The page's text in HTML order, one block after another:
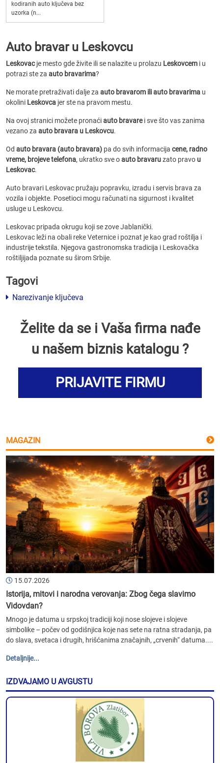
kodiranih auto ključeva bez
uzorka (n...
Auto bravar u Leskovcu
Leskovacje mesto gde živite ili se nalazite u prolazu Leskovcem i u
potrazi ste za auto bravarima?
Ne morate pretraživati dalje za auto bravarom ili auto bravarima u
okolini Leskovca jer ste na pravom mestu.
Na ovoj stranici možete pronaćiauto bravarei sve što vas zanima
vezano za auto bravara u Leskovcu.
Od auto bravara (auto bravara) pa do svih informacija cene, radno
vreme, brojeve telefona, ukratko sve oauto bravar­uzato pravo u
Leskovac.
Auto bravari Leskovac pružaju popravku, izradu i servis brava za
vozila i objekte. Posetioci mogu računati na sigurnost i kvalitet
usluge u Leskovcu.
Leskovac pripada okrugu koji se zove Jablanički.
Leskovac leži na obali reke Veternice i poznat je kao grad roštilja i
industrije tekstila. Njegova gastronomska tradicija i Leskovačka
roštiljijada poznate su širom Srbije.
Tagovi
Narezivanje ključeva
Želite da se i Vaša firma nađe
u našem biznis katalogu ?
PRIJAVITE FIRMU
MAGAZIN
15.07.2026
Istorija, mitovi i narodna verovanja: Zbog čega slavimo
Vidovdan?
Mnogo je datuma u srpskoj tradiciji koji nose slojeve i slojeve
simbolike – počev od godišnjica koje nas sete na ratna stradanja, pa
do slava, svetaca i drugih, hrišćanima značajnih, „crvenih“ datuma....
Detaljnije...
IZDVAJAMO U AVGUSTU